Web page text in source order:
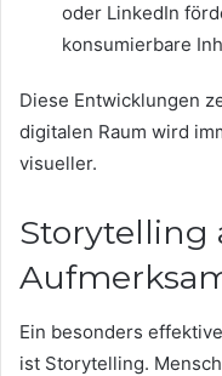
oder LinkedIn
konsumierbare
Diese Entwicklungen
digitalen Raum wird
visueller.
Storytelling
Ein besonders
ist Storytelling.